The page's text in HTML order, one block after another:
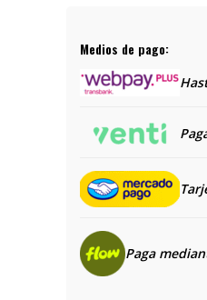
Medios de pago:
Paga